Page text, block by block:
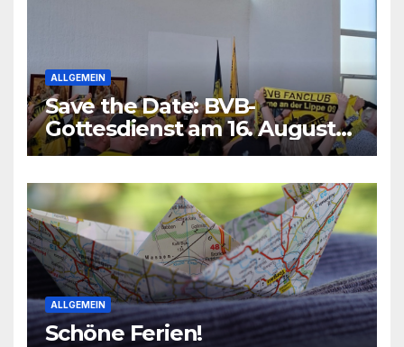
ALLGEMEIN
Save the Date: BVB-
Gottesdienst am 16. August
2026
ALLGEMEIN
Schöne Ferien!